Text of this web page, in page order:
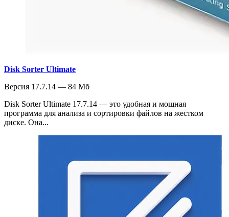
Disk Sorter Ultimate
Версия 17.7.14 — 84 Мб
Disk Sorter Ultimate 17.7.14 — это удобная и мощная
программа для анализа и сортировки файлов на жестком
диске. Она...